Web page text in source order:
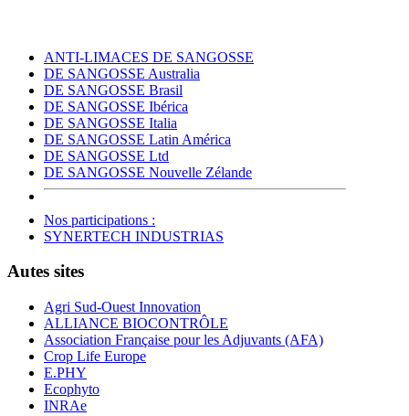
ANTI-LIMACES DE SANGOSSE
DE SANGOSSE Australia
DE SANGOSSE Brasil
DE SANGOSSE Ibérica
DE SANGOSSE Italia
DE SANGOSSE Latin América
DE SANGOSSE Ltd
DE SANGOSSE Nouvelle Zélande
Nos participations :
SYNERTECH INDUSTRIAS
Autes sites
Agri Sud-Ouest Innovation
ALLIANCE BIOCONTRÔLE
Association Française pour les Adjuvants (AFA)
Crop Life Europe
E.PHY
Ecophyto
INRAe